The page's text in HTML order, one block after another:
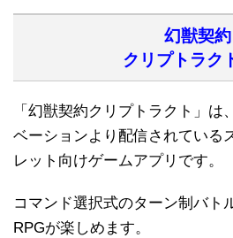
幻獣契約
クリプトラク
「幻獣契約クリプトラクト」は
ベーションより配信されている
レット向けゲームアプリです。
コマンド選択式のターン制バト
RPGが楽しめます。